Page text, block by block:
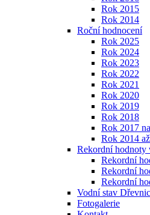
Rok 2015
Rok 2014
Roční hodnocení
Rok 2025
Rok 2024
Rok 2023
Rok 2022
Rok 2021
Rok 2020
Rok 2019
Rok 2018
Rok 2017
Rok 2014
Rekordní hodnoty
Rekordní
Rekordní
Rekordní
Vodní stav
Fotogalerie